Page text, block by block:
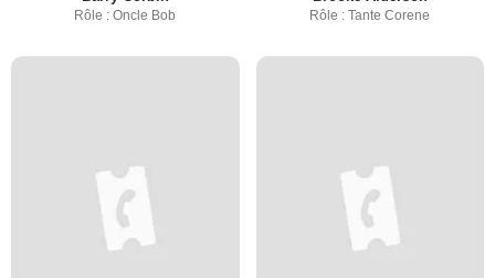
Rôle : Oncle Bob Rôle : Tante Corene